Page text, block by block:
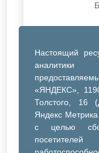
Настоящий
«ЯНДЕКС»,
Толстого, 16
Яндекс
с целью